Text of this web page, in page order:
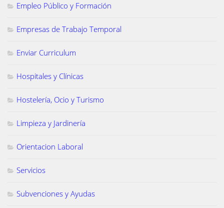
Empleo Público y Formación
Empresas de Trabajo Temporal
Enviar Curriculum
Hospitales y Clínicas
Hostelería, Ocio y Turismo
Limpieza y Jardinería
Orientacion Laboral
Servicios
Subvenciones y Ayudas